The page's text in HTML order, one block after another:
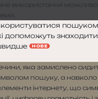
допоможуть знаходити
НОВЕ